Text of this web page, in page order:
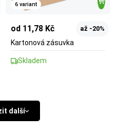
6 variant
od 11,78 Kč až -20%
Kartonová zásuvka
Skladem
další